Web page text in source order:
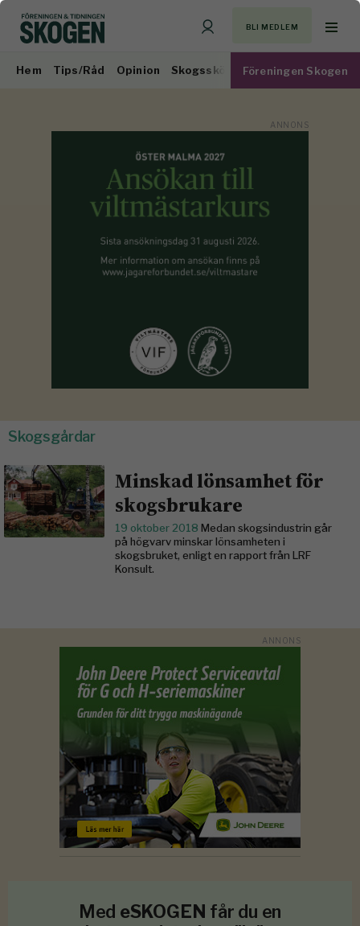
BLI MEDLEM
Hem Tips/Råd Opinion Skogsskötsel Virkesmarknad
Föreningen Skogen
Skogsgårdar
Minskad lönsamhet för
skogsbrukare
19 oktober 2018 Medan skogsindustrin går
på högvarv minskar lönsamheten i
skogsbruket, enligt en rapport från LRF
Konsult.
Med eSKOGEN får du en